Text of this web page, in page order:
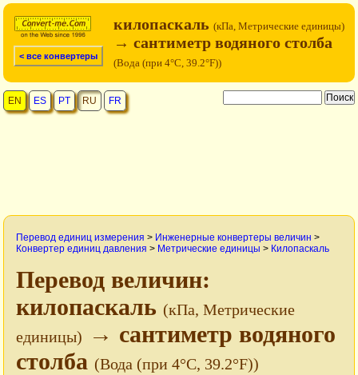
< все конвертеры
килопаскаль (кПа, Метрические единицы)
→ сантиметр водяного столба
(Вода (при 4°C, 39.2°F))
EN ES PT RU FR
Перевод единиц измерения > Инженерные конвертеры величин >
Конвертер единиц давления > Метрические единицы > Килопаскаль
Перевод величин:
килопаскаль (кПа, Метрические
единицы)
→ сантиметр водяного
столба (Вода (при 4°C, 39.2°F))